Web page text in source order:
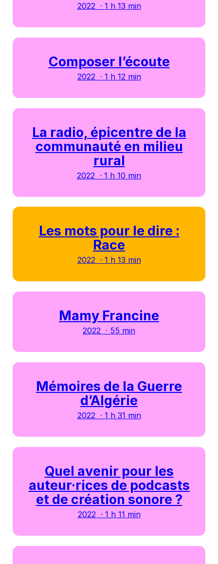
2022 · 1 h 13 min
Composer l’écoute
2022 · 1 h 12 min
La radio, épicentre de la
communauté en milieu
rural
2022 · 1 h 10 min
Les mots pour le dire :
Race
2022 · 1 h 13 min
Mamy Francine
2022 · 55 min
Mémoires de la Guerre
d’Algérie
2022 · 1 h 31 min
Quel avenir pour les
auteur·rices de podcasts
et de création sonore ?
2022 · 1 h 11 min